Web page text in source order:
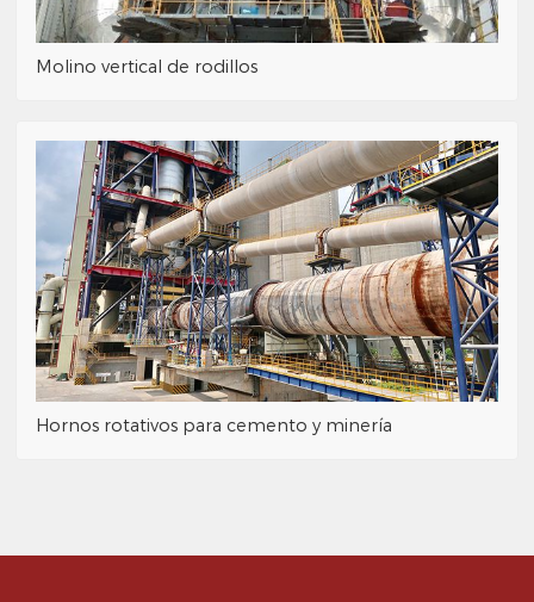
Molino vertical de rodillos
Hornos rotativos para cemento y minería